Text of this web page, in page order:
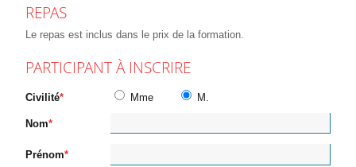
REPAS
Le repas est inclus dans le prix de la formation.
PARTICIPANT À INSCRIRE
Civilité Mme M.
Nom
Prénom